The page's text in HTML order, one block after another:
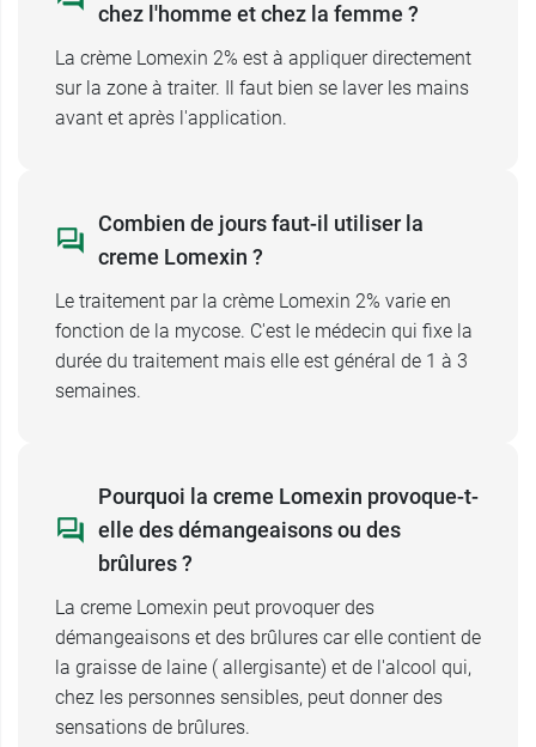
chez l'homme et chez la femme ?
La crème Lomexin 2% est à appliquer directement
sur la zone à traiter. Il faut bien se laver les mains
avant et après l'application.
Combien de jours faut-il utiliser la
creme Lomexin ?
Le traitement par la crème Lomexin 2% varie en
fonction de la mycose. C'est le médecin qui fixe la
durée du traitement mais elle est général de 1 à 3
semaines.
Pourquoi la creme Lomexin provoque-t-
elle des démangeaisons ou des
brûlures ?
La creme Lomexin peut provoquer des
démangeaisons et des brûlures car elle contient de
la graisse de laine ( allergisante) et de l'alcool qui,
chez les personnes sensibles, peut donner des
sensations de brûlures.